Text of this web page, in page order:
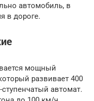
автомобиль, в
в дороге.
мощный
развивает 400
автомат.